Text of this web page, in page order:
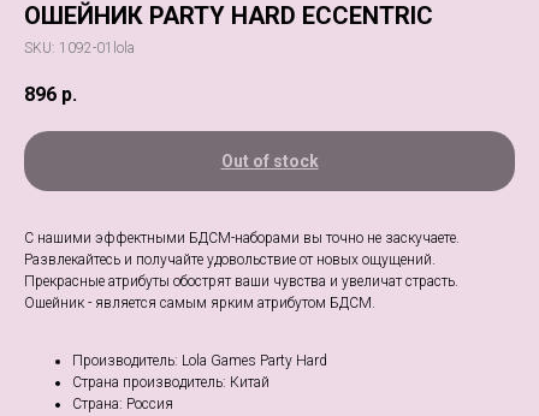
ОШЕЙНИК PARTY HARD ECCENTRIC
SKU: 1092-01lola
896 р.
Out of stock
С нашими эффектными БДСМ-наборами вы точно не заскучаете.
Развлекайтесь и получайте удовольствие от новых ощущений.
Прекрасные атрибуты обострят ваши чувства и увеличат страсть.
Ошейник - является самым ярким атрибутом БДСМ.
Производитель: Lola Games Party Hard
Страна производитель: Китай
Страна: Россия